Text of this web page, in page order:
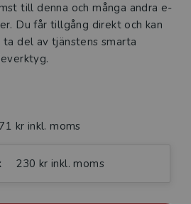
till denna och många andra e-
Du får tillgång direkt och kan
ta del av tjänstens smarta
kr inkl. moms
230 kr inkl. moms